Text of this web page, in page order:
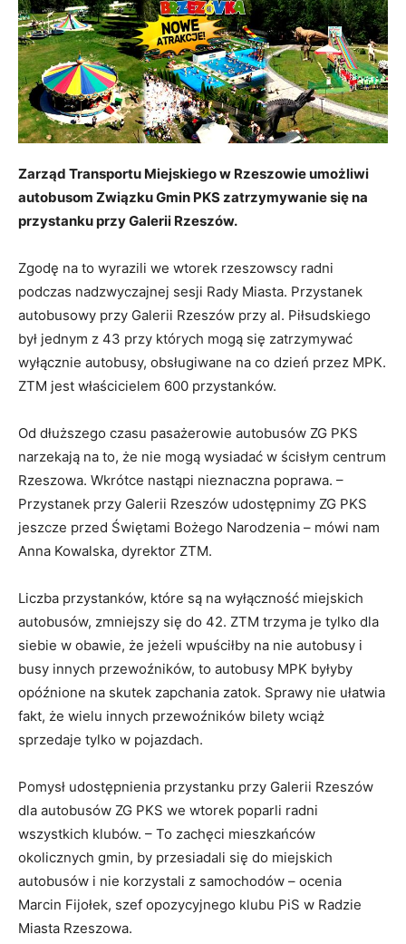
Zarząd Transportu Miejskiego w Rzeszowie umożliwi
autobusom Związku Gmin PKS zatrzymywanie się na
przystanku przy Galerii Rzeszów.
Zgodę na to wyrazili we wtorek rzeszowscy radni
podczas nadzwyczajnej sesji Rady Miasta. Przystanek
autobusowy przy Galerii Rzeszów przy al. Piłsudskiego
był jednym z 43 przy których mogą się zatrzymywać
wyłącznie autobusy, obsługiwane na co dzień przez MPK.
ZTM jest właścicielem 600 przystanków.
Od dłuższego czasu pasażerowie autobusów ZG PKS
narzekają na to, że nie mogą wysiadać w ścisłym centrum
Rzeszowa. Wkrótce nastąpi nieznaczna poprawa. –
Przystanek przy Galerii Rzeszów udostępnimy ZG PKS
jeszcze przed Świętami Bożego Narodzenia – mówi nam
Anna Kowalska, dyrektor ZTM.
Liczba przystanków, które są na wyłączność miejskich
autobusów, zmniejszy się do 42. ZTM trzyma je tylko dla
siebie w obawie, że jeżeli wpuściłby na nie autobusy i
busy innych przewoźników, to autobusy MPK byłyby
opóźnione na skutek zapchania zatok. Sprawy nie ułatwia
fakt, że wielu innych przewoźników bilety wciąż
sprzedaje tylko w pojazdach.
Pomysł udostępnienia przystanku przy Galerii Rzeszów
dla autobusów ZG PKS we wtorek poparli radni
wszystkich klubów. – To zachęci mieszkańców
okolicznych gmin, by przesiadali się do miejskich
autobusów i nie korzystali z samochodów – ocenia
Marcin Fijołek, szef opozycyjnego klubu PiS w Radzie
Miasta Rzeszowa.